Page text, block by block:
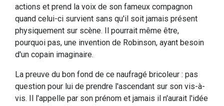
actions et prend la voix de son fameux compagnon
quand celui-ci survient sans qu'il soit jamais présent
physiquement sur scène. Il pourrait même être,
pourquoi pas, une invention de Robinson, ayant besoin
d'un copain imaginaire.
La preuve du bon fond de ce naufragé bricoleur : pas
question pour lui de prendre l'ascendant sur son vis-à-
vis. Il l'appelle par son prénom et jamais il n'aurait l'idée